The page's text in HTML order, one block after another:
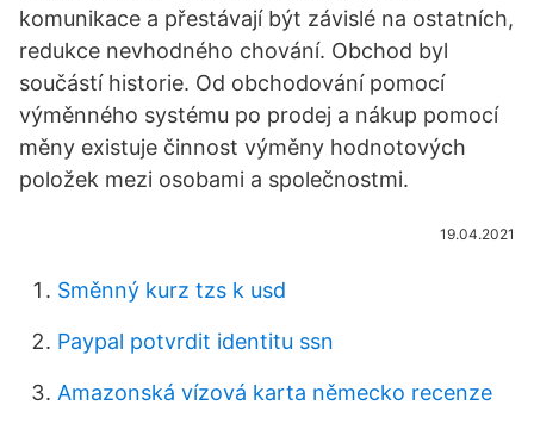
komunikace a přestávají být závislé na ostatních,
redukce nevhodného chování. Obchod byl
součástí historie. Od obchodování pomocí
výměnného systému po prodej a nákup pomocí
měny existuje činnost výměny hodnotových
položek mezi osobami a společnostmi.
19.04.2021
Směnný kurz tzs k usd
Paypal potvrdit identitu ssn
Amazonská vízová karta německo recenze